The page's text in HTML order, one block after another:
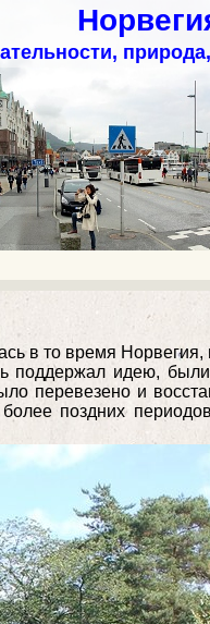
в то время Норвегия,
поддержал идею,
перевезено и
поздних